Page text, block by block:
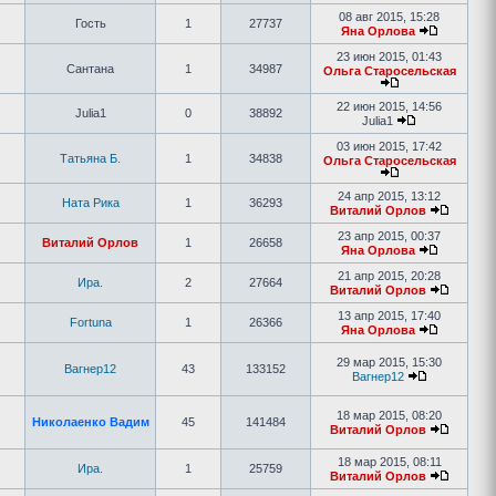
Гость 1 27737
08 авг 2015, 15:28
Яна Орлова
Сантана 1 34987
23 июн 2015, 01:43
Ольга Старосельская
Julia1 0 38892
22 июн 2015, 14:56
Julia1
Татьяна Б. 1 34838
03 июн 2015, 17:42
Ольга Старосельская
Ната Рика 1 36293
24 апр 2015, 13:12
Виталий Орлов
Виталий Орлов 1 26658
23 апр 2015, 00:37
Яна Орлова
Ира. 2 27664
21 апр 2015, 20:28
Виталий Орлов
Fortuna 1 26366
13 апр 2015, 17:40
Яна Орлова
Вагнер12 43 133152
29 мар 2015, 15:30
Вагнер12
Николаенко Вадим 45 141484
18 мар 2015, 08:20
Виталий Орлов
Ира. 1 25759
18 мар 2015, 08:11
Виталий Орлов